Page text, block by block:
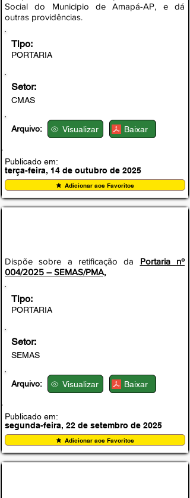
Social do Municipio de Amapá-AP, e dá
outras providências.
Tipo:
PORTARIA
Setor:
CMAS
Arquivo: Visualizar Baixar
Publicado em:
terça-feira, 14 de outubro de 2025
Adicionar aos Favoritos
Dispõe sobre a retificação da Portaria nº
004/2025 – SEMAS/PMA,
Tipo:
PORTARIA
Setor:
SEMAS
Arquivo: Visualizar Baixar
Publicado em:
segunda-feira, 22 de setembro de 2025
Adicionar aos Favoritos